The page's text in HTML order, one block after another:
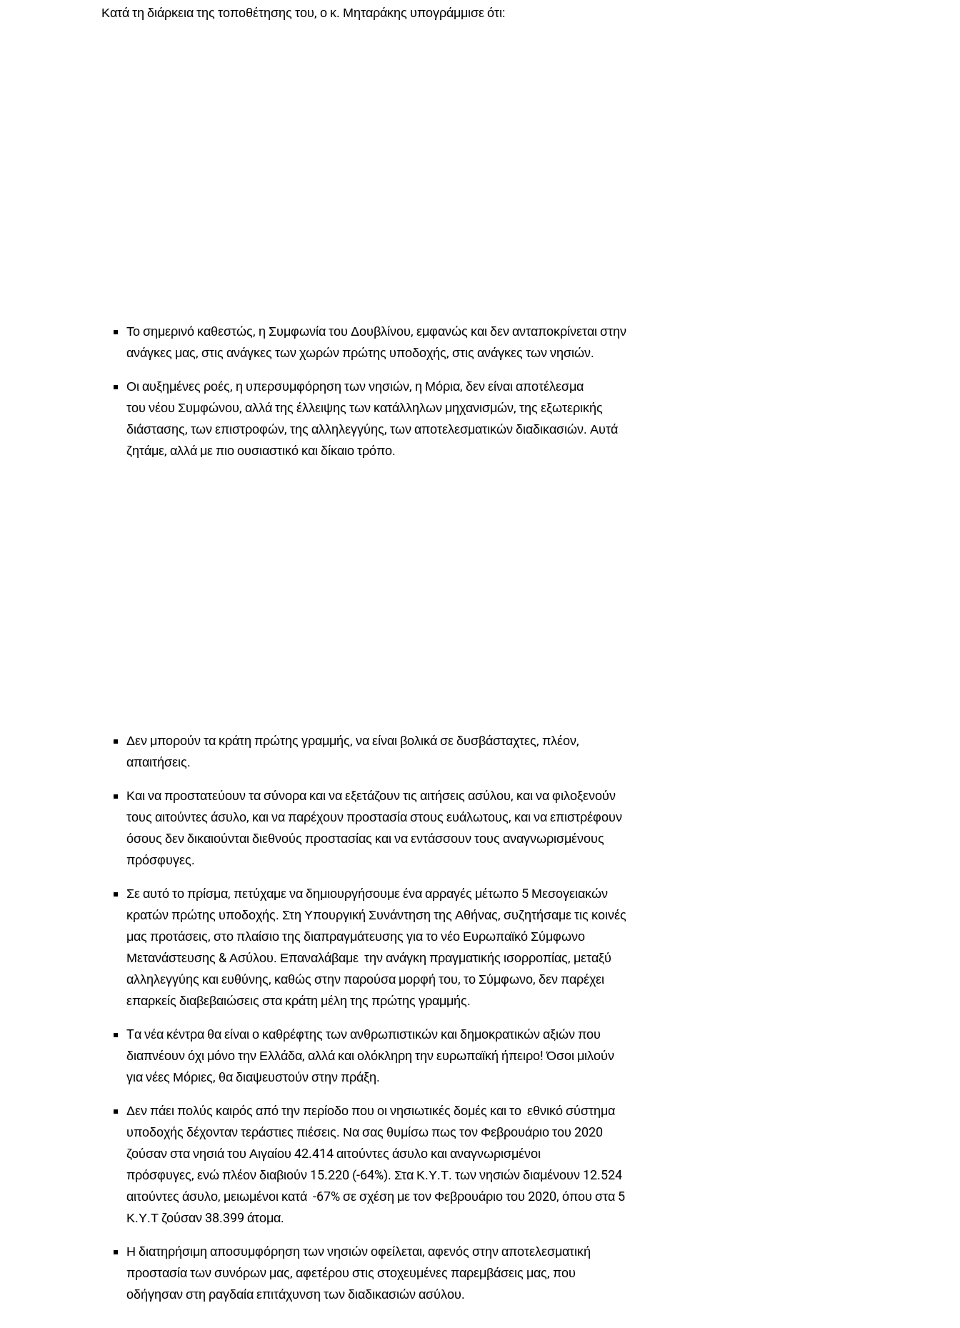
Κατά τη διάρκεια της τοποθέτησης του, ο κ. Μηταράκης υπογράμμισε ότι:
Τοσημερινό καθεστώς, η Συμφωνία του Δουβλίνου, εμφανώς και δεν ανταποκρίνεται στην
ανάγκες μας, στις ανάγκες των χωρών πρώτης υποδοχής, στις ανάγκες των νησιών.
Οι αυξημένες ροές, η υπερσυμφόρηση των νησιών, η Μόρια, δεν είναι αποτέλεσμα
του νέου Συμφώνου, αλλά της έλλειψης των κατάλληλων μηχανισμών, της εξωτερικής
διάστασης, των επιστροφών, της αλληλεγγύης, των αποτελεσματικών διαδικασιών. Αυτά
ζητάμε, αλλά με πιο ουσιαστικό και δίκαιο τρόπο.
Δεν μπορούν τα κράτη πρώτης γραμμής, να είναι βολικά σε δυσβάσταχτες, πλέον,
απαιτήσεις.
Και να προστατεύουν τα σύνορα και να εξετάζουν τις αιτήσεις ασύλου, και να φιλοξενούν
τους αιτούντες άσυλο, και να παρέχουν προστασία στους ευάλωτους, και να επιστρέφουν
όσους δεν δικαιούνται διεθνούς προστασίας και να εντάσσουν τους αναγνωρισμένους
πρόσφυγες.
Σε αυτό το πρίσμα, πετύχαμε να δημιουργήσουμε ένα αρραγές μέτωπο 5 Μεσογειακών
κρατών πρώτης υποδοχής. Στη Υπουργική Συνάντηση της Αθήνας, συζητήσαμε τις κοινές
μας προτάσεις, στο πλαίσιο της διαπραγμάτευσης για το νέο Ευρωπαϊκό Σύμφωνο
Μετανάστευσης & Ασύλου. Επαναλάβαμε την ανάγκη πραγματικής ισορροπίας, μεταξύ
αλληλεγγύης και ευθύνης, καθώς στην παρούσα μορφή του, το Σύμφωνο, δεν παρέχει
επαρκείς διαβεβαιώσεις στα κράτη μέλη της πρώτης γραμμής.
Tανέα κέντρα θα είναι ο καθρέφτης των ανθρωπιστικών και δημοκρατικών αξιών που
διαπνέουν όχι μόνο την Ελλάδα, αλλά και ολόκληρη την ευρωπαϊκή ήπειρο! Όσοι μιλούν
για νέες Μόριες, θα διαψευστούν στην πράξη.
Δεν πάει πολύς καιρός από την περίοδο που οι νησιωτικές δομές και το εθνικό σύστημα
υποδοχής δέχονταν τεράστιες πιέσεις. Να σας θυμίσω πως τον Φεβρουάριο του 2020
ζούσαν στα νησιά του Αιγαίου 42.414 αιτούντες άσυλο και αναγνωρισμένοι
πρόσφυγες, ενώ πλέον διαβιούν 15.220 (-64%). Στα Κ.Υ.Τ. των νησιών διαμένουν 12.524
αιτούντες άσυλο, μειωμένοι κατά -67% σε σχέση με τον Φεβρουάριο του 2020, όπου στα 5
Κ.Υ.Τ ζούσαν 38.399 άτομα.
Η διατηρήσιμη αποσυμφόρηση των νησιών οφείλεται, αφενός στην αποτελεσματική
προστασία των συνόρων μας, αφετέρου στις στοχευμένες παρεμβάσεις μας, που
οδήγησαν στη ραγδαία επιτάχυνση των διαδικασιών ασύλου.